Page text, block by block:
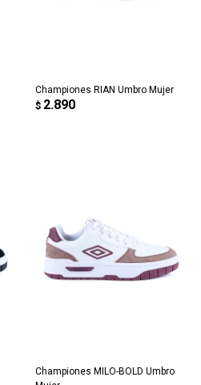
Championes RIAN Umbro Mujer
$ 2.890
Championes MILO-BOLD Umbro